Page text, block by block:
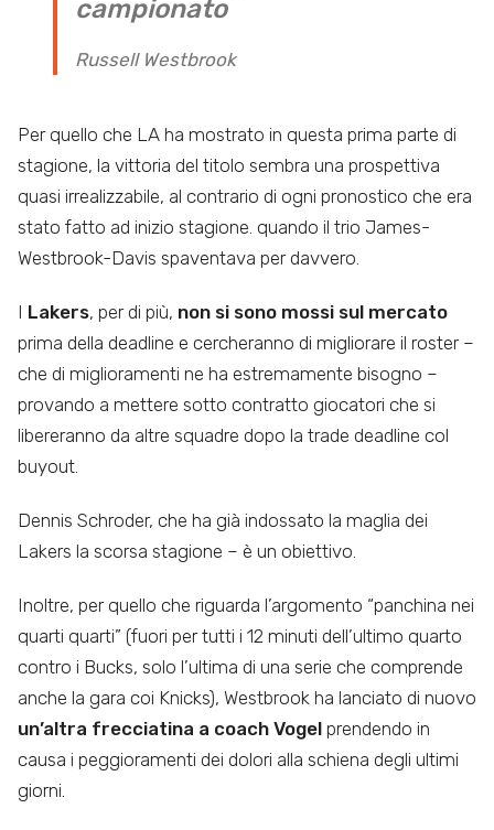
campionato
Russell Westbrook
Per quello che LA ha mostrato in questa prima parte di
stagione, la vittoria del titolo sembra una prospettiva
quasi irrealizzabile, al contrario di ogni pronostico che era
stato fatto ad inizio stagione. quando il trio James-
Westbrook-Davis spaventava per davvero.
I Lakers, per di più, non si sono mossi sul mercato
prima della deadline e cercheranno di migliorare il roster –
che di miglioramenti ne ha estremamente bisogno –
provando a mettere sotto contratto giocatori che si
libereranno da altre squadre dopo la trade deadline col
buyout.
Dennis Schroder, che ha già indossato la maglia dei
Lakers la scorsa stagione – è un obiettivo.
Inoltre, per quello che riguarda l’argomento “panchina nei
quarti quarti” (fuori per tutti i 12 minuti dell’ultimo quarto
contro i Bucks, solo l’ultima di una serie che comprende
anche la gara coi Knicks), Westbrook ha lanciato di nuovo
un’altra frecciatina a coach Vogel prendendo in
causa i peggioramenti dei dolori alla schiena degli ultimi
giorni.